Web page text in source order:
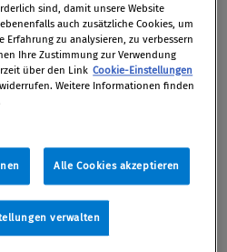
FMA erfahren, dass
verkauft wurden, die zu
an der Bank führen
26 Prozent der
Löschnak, 26 Prozent auf
Prozent auf Richard
eine qualifizierte
sind, damit unsere Website
auch zusätzliche Cookies, um
Erfahrung zu analysieren, zu verbessern
Ihre Zustimmung zur Verwendung
über den Link Cookie-Einstellungen
Weitere Informationen finden
Alle Cookies akzeptieren
verwalten